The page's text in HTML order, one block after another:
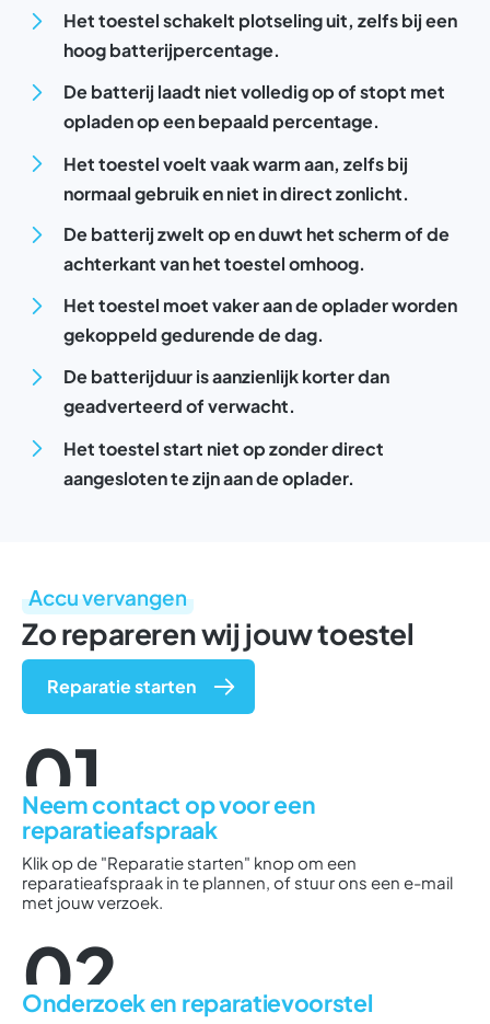
Het toestel schakelt plotseling uit, zelfs bij een
hoog batterijpercentage.
De batterij laadt niet volledig op of stopt met
opladen op een bepaald percentage.
Het toestel voelt vaak warm aan, zelfs bij
normaal gebruik en niet in direct zonlicht.
De batterij zwelt op en duwt het scherm of de
achterkant van het toestel omhoog.
Het toestel moet vaker aan de oplader worden
gekoppeld gedurende de dag.
De batterijduur is aanzienlijk korter dan
geadverteerd of verwacht.
Het toestel start niet op zonder direct
aangesloten te zijn aan de oplader.
Accu vervangen
Zo repareren wij jouw toestel
Reparatie starten
01
Neem contact op voor een
reparatieafspraak
Klik op de "Reparatie starten" knop om een
reparatieafspraak in te plannen, of stuur ons een e-mail
met jouw verzoek.
02
Onderzoek en reparatievoorstel